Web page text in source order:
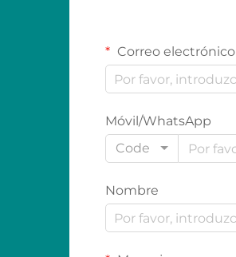
Correo electrónico
Móvil/WhatsApp
Code
Nombre